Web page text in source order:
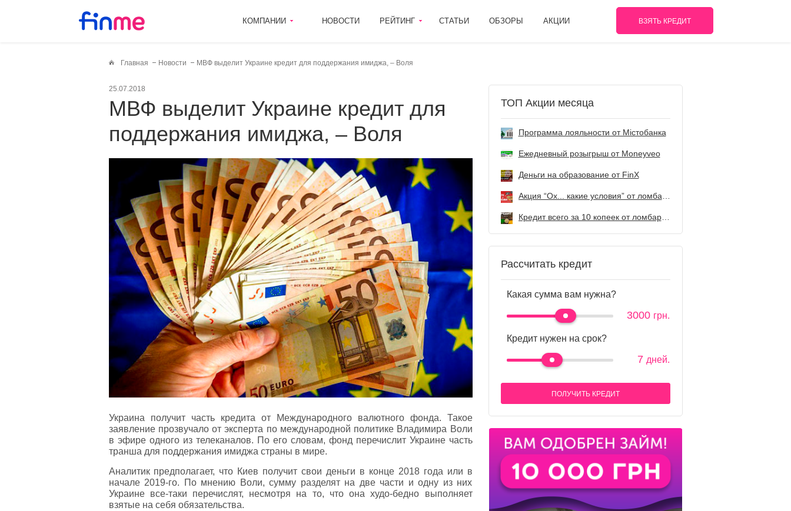
КОМПАНИИ НОВОСТИ РЕЙТИНГ СТАТЬИ ОБЗОРЫ АКЦИИ ВЗЯТЬ КРЕДИТ
Главная Новости МВФ выделит Украине кредит для поддержания имиджа, – Воля
25.07.2018
МВФ выделит Украине кредит для
поддержания имиджа, – Воля
Украина получит часть кредита от Международного валютного фонда. Такое
заявление прозвучало от эксперта по международной политике Владимира Воли
в эфире одного из телеканалов. По его словам, фонд перечислит Украине часть
транша для поддержания имиджа страны в мире.
Аналитик предполагает, что Киев получит свои деньги в конце 2018 года или в
начале 2019-го. По мнению Воли, сумму разделят на две части и одну из них
Украине все-таки перечислят, несмотря на то, что она худо-бедно выполняет
взятые на себя обязательства.
ТОП Акции месяца
Программа лояльности от Містобанка
Ежедневный розыгрыш от Мoneyveo
Деньги на образование от FinX
Кредит всего за 10 копеек от ломбарда Первый
Рассчитать кредит
Какая сумма вам нужна?
3000 грн.
Кредит нужен на срок?
7 дней.
ПОЛУЧИТЬ КРЕДИТ